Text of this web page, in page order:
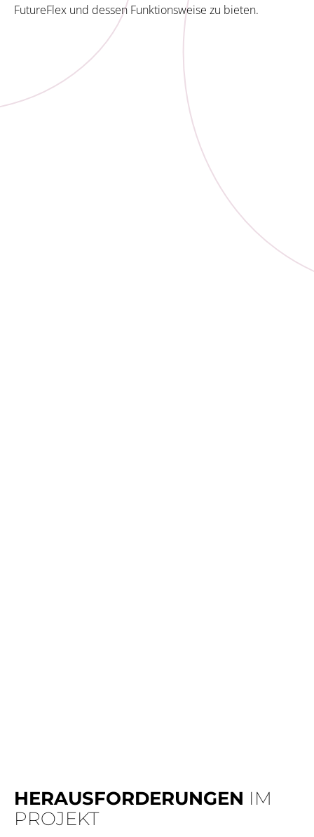
FutureFlex und dessen Funktionsweise zu bieten.
HERAUS­FOR­DERUNGEN IM
PROJEKT